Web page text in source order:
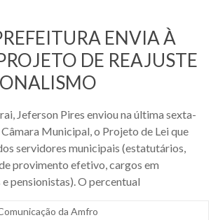
ENVIA À
DE REAJUSTE
Jeferson Pires enviou na última sexta-
Municipal, o Projeto de Lei que
servidores municipais (estatutários,
provimento efetivo, cargos em
pensionistas). O percentual
da Amfro